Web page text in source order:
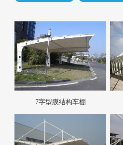
7字型膜结构车棚